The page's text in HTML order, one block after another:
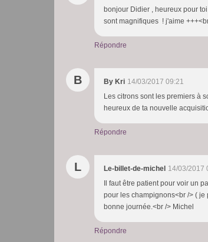
bonjour Didier , heureux pour
sont magnifiques ! j'aime
Répondre
B By Kri 14/03/2017 09:21
Les citrons sont les premiers à
heureux de ta nouvelle
Répondre
L Le-billet-de-michel 14/03/2017
Il faut être patient pour voir un
pour les champignons<br /> ( je
bonne journée.<br /> Michel
Répondre